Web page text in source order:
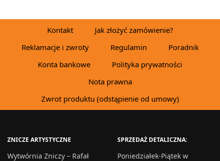
Kontakt
Jak złożyć zamówienie?
Reklamacje i zwroty
Regulamin
Poradnik
Konta bankowe
Polityka prywatności
Nota prawna
Zwrot produktu (odstąpienie od umowy)
ZNICZE ARTYSTYCZNE
Wytwórnia Zniczy – Rafał
SPRZEDAŻ DETALICZNA:
Poniedziałek-Piątek w